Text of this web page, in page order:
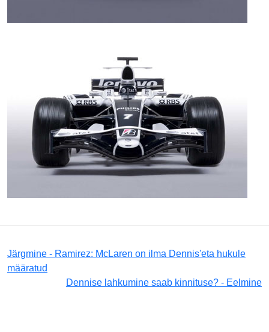
Järgmine - Ramirez: McLaren on ilma Dennis'eta hukule
määratud
Dennise lahkumine saab kinnituse? - Eelmine